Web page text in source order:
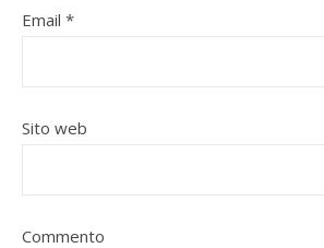
Email *
Sito web
Commento